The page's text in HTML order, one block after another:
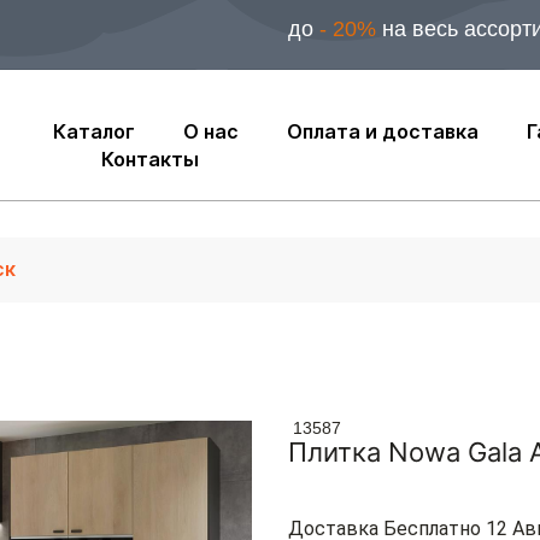
до - 20% на весь
Каталог О нас Оплата и доставка
Контакты
13587
Плитка Nowa Gala
Доставка Бесплатно 12